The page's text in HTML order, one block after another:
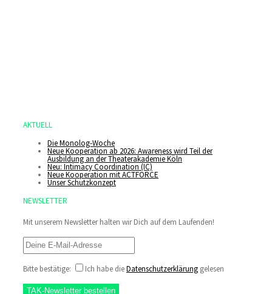
AKTUELL
Die Monolog-Woche
Neue Kooperation ab 2026: Awareness wird Teil der
Ausbildung an der Theaterakademie Köln
Neu: Intimacy Coordination (IC)
Neue Kooperation mit ACTFORCE
Unser Schutzkonzept
NEWSLETTER
Mit unserem Newsletter halten wir Dich auf dem Laufenden!
Bitte bestätige: Ich habe dieDatenschutzerklärung gelesen